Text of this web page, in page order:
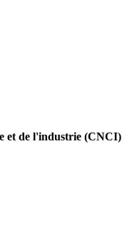
et de l'industrie (CNCI)